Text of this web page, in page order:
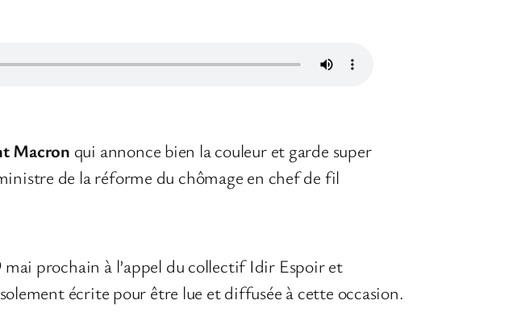
Macron qui annonce bien la couleur et garde super
de la réforme du chômage en chef de fil
prochain à l’appel du collectif Idir Espoir et
écrite pour être lue et diffusée à cette occasion.